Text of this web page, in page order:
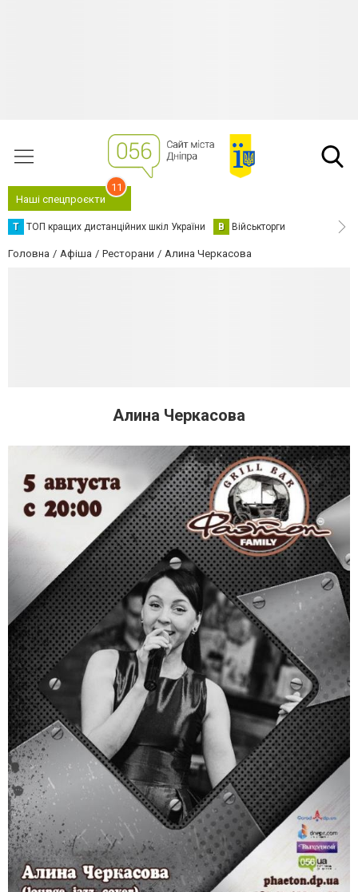
Наші спецпроєкти
11
Т ТОП кращих дистанційних шкіл України В Військторги
Головна Афіша Ресторани Алина Черкасова
Алина Черкасова